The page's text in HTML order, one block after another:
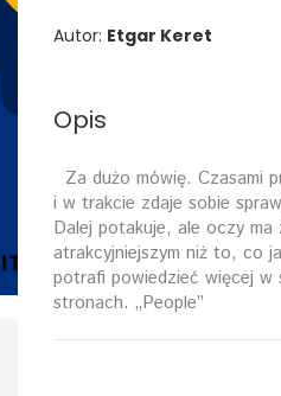
Autor: Etgar Keret
Opis
Za dużo mówię. Czasami
i w trakcie zdaje sobie
Dalej potakuje, ale oczy ma
atrakcyjniejszym niż to, co
potrafi powiedzieć więcej w
stronach. „People”